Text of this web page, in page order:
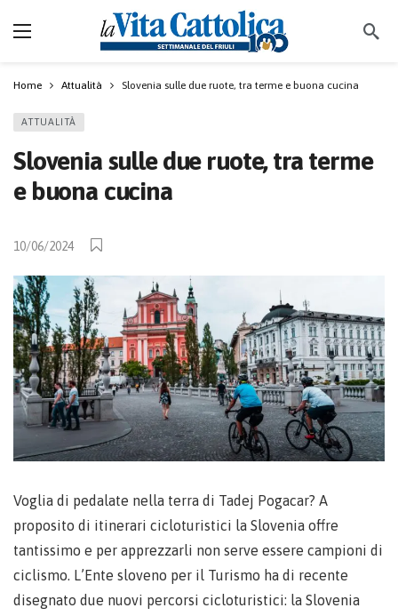
Home Attualità Slovenia sulle due ruote, tra terme e buona cucina
ATTUALITÀ
Slovenia sulle due ruote, tra terme
e buona cucina
10/06/2024
Voglia di pedalate nella terra di Tadej Pogacar? A
proposito di itinerari cicloturistici la Slovenia offre
tantissimo e per apprezzarli non serve essere campioni di
ciclismo. L’Ente sloveno per il Turismo ha di recente
disegnato due nuovi percorsi cicloturistici: la Slovenia